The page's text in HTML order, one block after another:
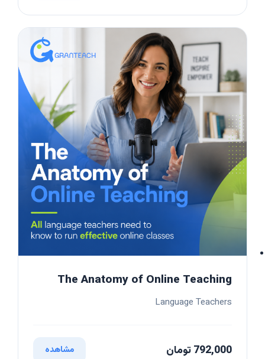
The Anatomy of Online Teaching
Language Teachers
792,000 تومان مشاهده